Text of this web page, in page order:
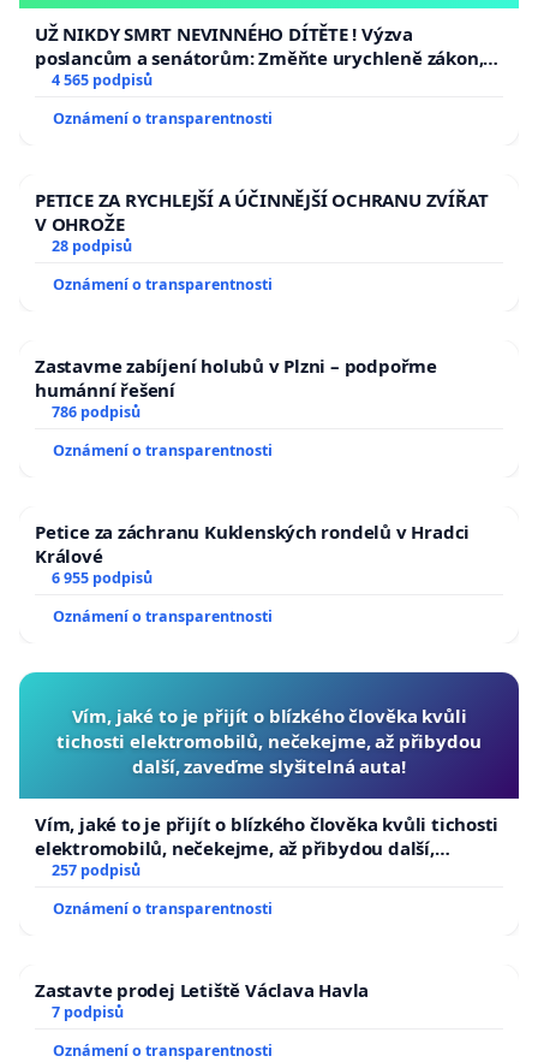
UŽ NIKDY SMRT NEVINNÉHO DÍTĚTE ! Výzva
poslancům a senátorům: Změňte urychleně zákon,
aby se tragédie malé Viktorky už nemohla opakovat!
4 565 podpisů
Oznámení o transparentnosti
PETICE ZA RYCHLEJŠÍ A ÚČINNĚJŠÍ OCHRANU ZVÍŘAT
V OHROŽE
28 podpisů
Oznámení o transparentnosti
Zastavme zabíjení holubů v Plzni – podpořme
humánní řešení
786 podpisů
Oznámení o transparentnosti
Petice za záchranu Kuklenských rondelů v Hradci
Králové
6 955 podpisů
Oznámení o transparentnosti
Vím, jaké to je přijít o blízkého člověka kvůli
tichosti elektromobilů, nečekejme, až přibydou
další, zaveďme slyšitelná auta!
Vím, jaké to je přijít o blízkého člověka kvůli tichosti
elektromobilů, nečekejme, až přibydou další,
zaveďme slyšitelná auta!
257 podpisů
Oznámení o transparentnosti
Zastavte prodej Letiště Václava Havla
7 podpisů
Oznámení o transparentnosti